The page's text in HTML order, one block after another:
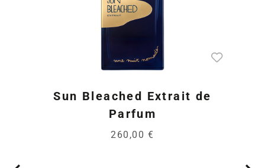
Sun Bleached Extrait de
Parfum
260,00 €